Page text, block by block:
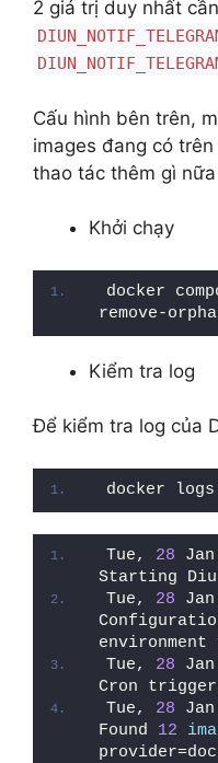
2 giá trị duy nhất
Cấu hình bên trên,
images đang có
thao tác thêm gì nữa
Khởi chạy
docker
remove-
Kiểm tra log
Để kiểm tra log của
docker
Tue, 28 Jan
Starting
Tue, 28 Jan
environment
Tue, 28 Jan
Cron
Tue, 28 Jan
Found 12